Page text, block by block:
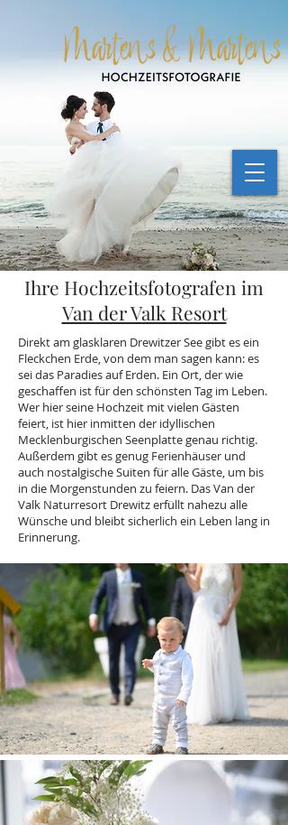
Ihre Hochzeitsfotografen im
Van der Valk Resort
Direkt am glasklaren Drewitzer See gibt es ein
Fleckchen Erde, von dem man sagen kann: es
sei das Paradies auf Erden. Ein Ort, der wie
geschaffen ist für den schönsten Tag im Leben.
Wer hier seine Hochzeit mit vielen Gästen
feiert, ist hier inmitten der idyllischen
Mecklenburgischen Seenplatte genau richtig.
Außerdem gibt es genug Ferienhäuser und
auch nostalgische Suiten für alle Gäste, um bis
in die Morgenstunden zu feiern. Das Van der
Valk Naturresort Drewitz erfüllt nahezu alle
Wünsche und bleibt sicherlich ein Leben lang in
Erinnerung.